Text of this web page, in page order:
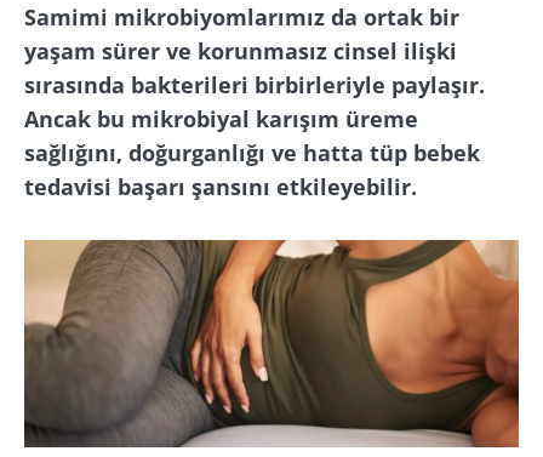
Samimi mikrobiyomlarımız da ortak bir
yaşam sürer ve korunmasız cinsel ilişki
sırasında bakterileri birbirleriyle paylaşır.
Ancak bu mikrobiyal karışım üreme
sağlığını, doğurganlığı ve hatta tüp bebek
tedavisi başarı şansını etkileyebilir.